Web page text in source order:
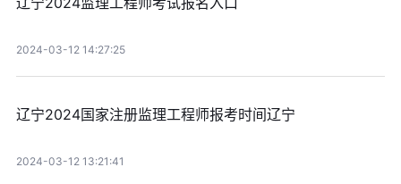
2024-03-12 14:27:25
辽宁2024国家注册监理工程师报考时间辽宁
2024-03-12 13:21:41